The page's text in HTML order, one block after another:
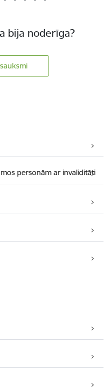
bija noderīga?
personām ar invaliditāti